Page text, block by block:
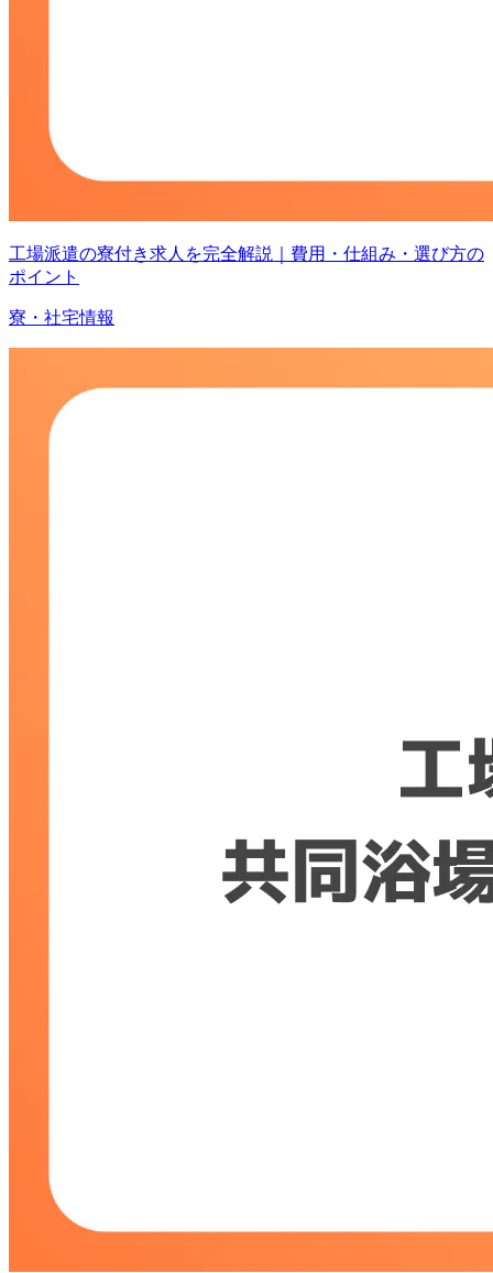
工場派遣の寮付き求人を完全解説｜費用・仕組み・選び方の
ポイント
寮・社宅情報